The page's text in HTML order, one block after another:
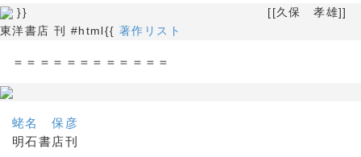
}} [[久保 孝雄]]
東洋書店 刊 #html{{ 著作リスト
＝＝＝＝＝＝＝＝＝＝＝＝
蛯名 保彦
明石書店刊